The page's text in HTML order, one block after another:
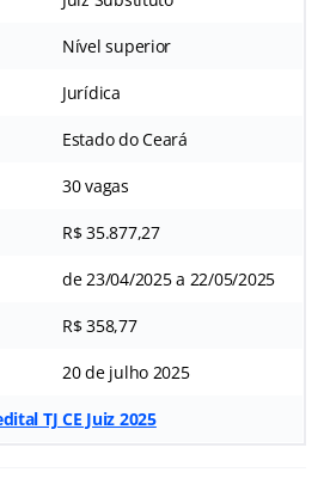
Nível superior
Jurídica
Estado do Ceará
30 vagas
R$ 35.877,27
de 23/04/2025 a 22/05/2025
R$ 358,77
20 de julho 2025
TJ CE Juiz 2025